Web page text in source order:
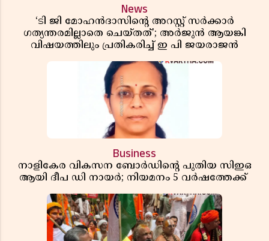
News
‘ടി ജി മോഹൻദാസിൻ്റെ അറസ്റ്റ് സർക്കാർ
ഗത്യന്തരമില്ലാതെ ചെയ്തത്’; അർജുൻ ആയങ്കി
വിഷയത്തിലും പ്രതികരിച്ച് ഇ പി ജയരാജൻ
Business
നാളികേര വികസന ബോർഡിൻ്റെ പുതിയ സിഇഒ
ആയി ദീപ ഡി നായർ; നിയമനം 5 വർഷത്തേക്ക് ​​​​​​​